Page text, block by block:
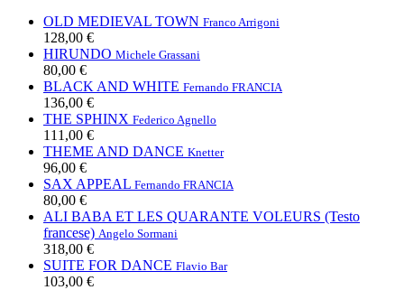
OLD MEDIEVAL TOWN Franco Arrigoni
128,00 €
HIRUNDO Michele Grassani
80,00 €
BLACK AND WHITE Fernando FRANCIA
136,00 €
THE SPHINX Federico Agnello
111,00 €
THEME AND DANCE Knetter
96,00 €
SAX APPEAL Fernando FRANCIA
80,00 €
ALI BABA ET LES QUARANTE VOLEURS (Testo
francese) Angelo Sormani
318,00 €
SUITE FOR DANCE Flavio Bar
103,00 €